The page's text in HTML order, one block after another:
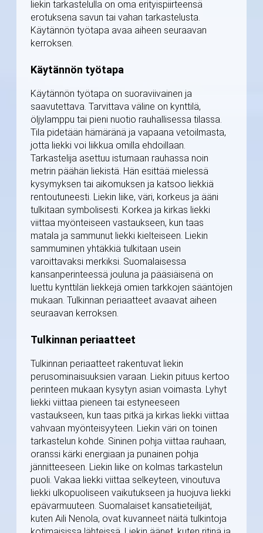
liekin tarkastelulla on oma erityispiirteensä
erotuksena savun tai vahan tarkastelusta.
Käytännön työtapa avaa aiheen seuraavan
kerroksen.
Käytännön työtapa
Käytännön työtapa on suoraviivainen ja
saavutettava. Tarvittava väline on kynttilä,
öljylamppu tai pieni nuotio rauhallisessa tilassa.
Tila pidetään hämäränä ja vapaana vetoilmasta,
jotta liekki voi liikkua omilla ehdoillaan.
Tarkastelija asettuu istumaan rauhassa noin
metrin päähän liekistä. Hän esittää mielessä
kysymyksen tai aikomuksen ja katsoo liekkiä
rentoutuneesti. Liekin liike, väri, korkeus ja ääni
tulkitaan symbolisesti. Korkea ja kirkas liekki
viittaa myönteiseen vastaukseen, kun taas
matala ja sammunut liekki kielteiseen. Liekin
sammuminen yhtäkkiä tulkitaan usein
varoittavaksi merkiksi. Suomalaisessa
kansanperinteessä jouluna ja pääsiäisenä on
luettu kynttilän liekkejä omien tarkkojen sääntöjen
mukaan. Tulkinnan periaatteet avaavat aiheen
seuraavan kerroksen.
Tulkinnan periaatteet
Tulkinnan periaatteet rakentuvat liekin
perusominaisuuksien varaan. Liekin pituus kertoo
perinteen mukaan kysytyn asian voimasta. Lyhyt
liekki viittaa pieneen tai estyneeseen
vastaukseen, kun taas pitkä ja kirkas liekki viittaa
vahvaan myönteisyyteen. Liekin väri on toinen
tarkastelun kohde. Sininen pohja viittaa rauhaan,
oranssi kärki energiaan ja punainen pohja
jännitteeseen. Liekin liike on kolmas tarkastelun
puoli. Vakaa liekki viittaa selkeyteen, vinoutuva
liekki ulkopuoliseen vaikutukseen ja huojuva liekki
epävarmuuteen. Suomalaiset kansatieteilijät,
kuten Aili Nenola, ovat kuvanneet näitä tulkintoja